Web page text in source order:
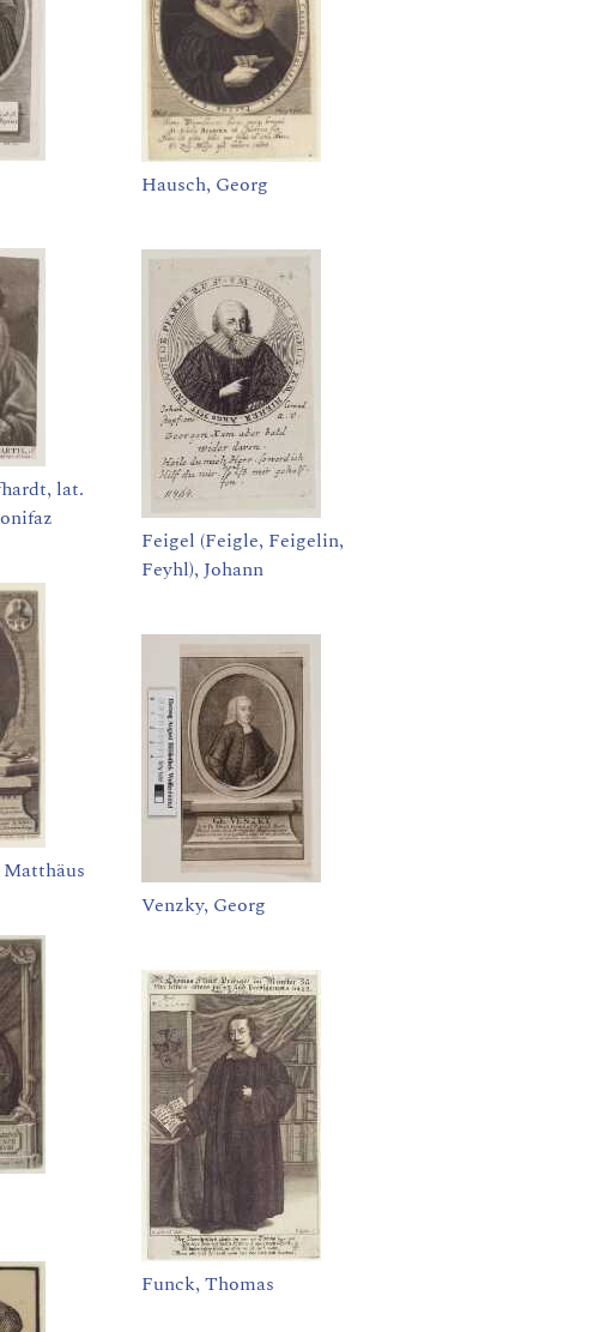
lat.
Hausch, Georg
Feigel (Feigle, Feigelin,
Feyhl), Johann
Venzky, Georg
Funck, Thomas